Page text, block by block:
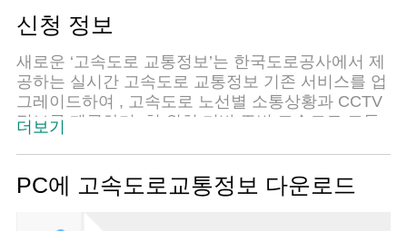
신청 정보
새로운 ‘고속도로 교통정보’는 한국도로공사에서 제
공하는 실시간 고속도로 교통정보 기존 서비스를 업
그레이드하여 , 고속도로 노선별 소통상황과 CCTV
정보를 제공하며, 현 위치 기반 주변 고속도로 교통
1. 전국 고속도로(민자포함) 소통정보를 한눈에 확인
가능한 위치기반 교통지도
더보기
PC에 고속도로교통정보 다운로드